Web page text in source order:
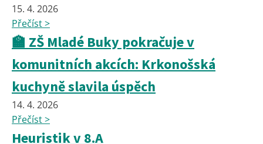
15. 4. 2026
Přečíst >
🏫 ZŠ Mladé Buky pokračuje v
komunitních akcích: Krkonošská
kuchyně slavila úspěch
14. 4. 2026
Přečíst >
Heuristik v 8.A